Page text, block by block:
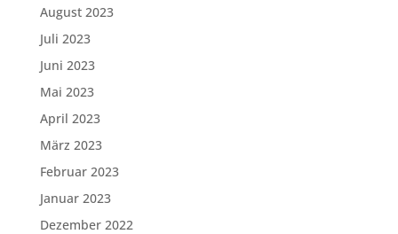
August 2023
Juli 2023
Juni 2023
Mai 2023
April 2023
März 2023
Februar 2023
Januar 2023
Dezember 2022